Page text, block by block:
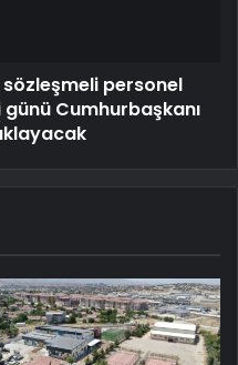
personel
Cumhurbaşkanı